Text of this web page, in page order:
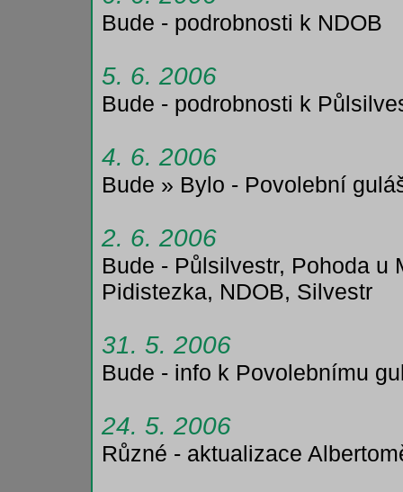
Bude - podrobnosti k NDOB
5. 6. 2006
Bude - podrobnosti k
4. 6. 2006
Bude » Bylo - Povolební
2. 6. 2006
Bude - Půlsilvestr, Pohoda u
Pidistezka, NDOB, Silvestr
31. 5. 2006
Bude - info k Povolebnímu
24. 5. 2006
Různé - aktualizace